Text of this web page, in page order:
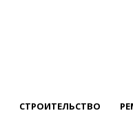
СТРОИТЕЛЬСТВО